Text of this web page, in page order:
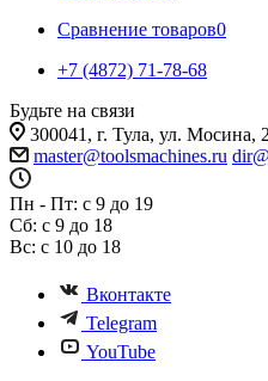
Сравнение товаров0
+7 (4872) 71-78-68
Будьте на связи
300041, г. Тула, ул. Мосина,
master@toolsmachines.ru
Пн - Пт: с 9 до 19
Сб: с 9 до 18
Вс: с 10 до 18
Вконтакте
Telegram
YouTube